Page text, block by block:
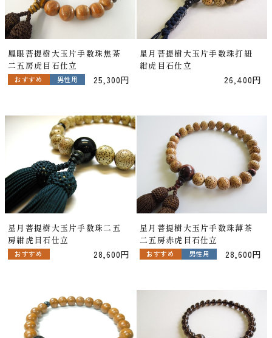
鳳眼菩提樹大玉片手数珠焦茶
二五房虎目石仕立
25,300円
おすすめ 男性用
星月菩提樹大玉片手数珠打紐
紺虎目石仕立
26,400円
星月菩提樹大玉片手数珠二五
房紺虎目石仕立
28,600円
おすすめ
星月菩提樹大玉片手数珠薄茶
二五房赤虎目石仕立
28,600円
おすすめ 男性用